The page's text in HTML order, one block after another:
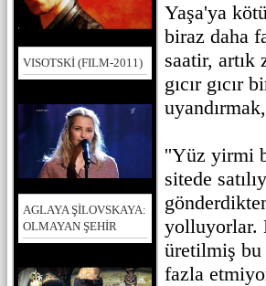
VISOTSKİ (FILM-2011)
AGLAYA ŞİLOVSKAYA:
OLMAYAN ŞEHİR
Yaşa'ya
biraz daha
saatir, artık
gıcır gıcır
''Yüz yirmi
sitede
yolluyorlar.
üretilmiş bu
fazla